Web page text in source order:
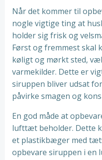
Når det kommer til
nogle vigtige ting at
holder sig frisk og
Først og fremmest skal
køligt og mørkt sted,
varmekilder. Dette er
siruppen bliver udsat
påvirke smagen og
En god måde at
lufttæt beholder. Dette
et plastikbæger med
opbevare siruppen i